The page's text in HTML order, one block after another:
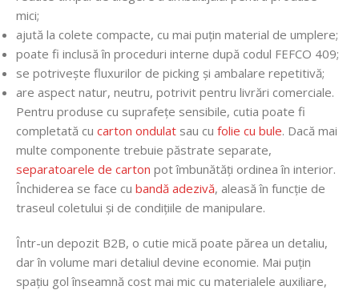
mici;
ajută la colete compacte, cu mai puțin material de umplere;
poate fi inclusă în proceduri interne după codul FEFCO 409;
se potrivește fluxurilor de picking și ambalare repetitivă;
are aspect natur, neutru, potrivit pentru livrări comerciale.
Pentru produse cu suprafețe sensibile, cutia poate fi
completată cu carton ondulat sau cu folie cu bule. Dacă mai
multe componente trebuie păstrate separate,
separatoarele de carton pot îmbunătăți ordinea în interior.
Închiderea se face cu bandă adezivă, aleasă în funcție de
traseul coletului și de condițiile de manipulare.
Într-un depozit B2B, o cutie mică poate părea un detaliu,
dar în volume mari detaliul devine economie. Mai puțin
spațiu gol înseamnă cost mai mic cu materialele auxiliare,